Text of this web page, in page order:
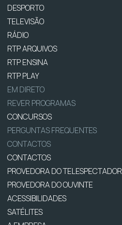
DESPORTO
TELEVISÃO
RÁDIO
RTP ARQUIVOS
RTP ENSINA
RTP PLAY
EM DIRETO
REVER PROGRAMAS
CONCURSOS
PERGUNTAS FREQUENTES
CONTACTOS
CONTACTOS
PROVEDORA DO TELESPECTADOR
PROVEDORA DO OUVINTE
ACESSIBILIDADES
SATÉLITES